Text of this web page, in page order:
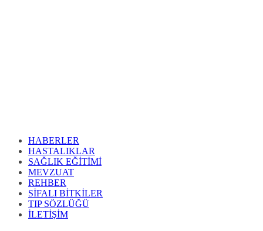
HABERLER
HASTALIKLAR
SAĞLIK EĞİTİMİ
MEVZUAT
REHBER
SİFALI BİTKİLER
TIP SÖZLÜĞÜ
İLETİŞİM